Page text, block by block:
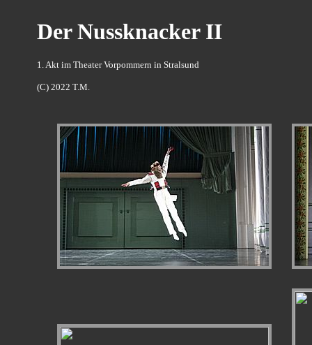
Der Nussknacker II
1. Akt im Theater Vorpommern in Stralsund
(C) 2022 T.M.